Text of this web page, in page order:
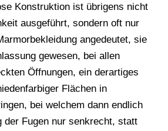
Konstruktion ist übrigens nicht
ausgeführt, sondern oft nur
angedeutet, sie
gewesen, bei allen
Öffnungen, ein derartiges
Flächen in
bei welchem dann endlich
der Fugen nur senkrecht, statt